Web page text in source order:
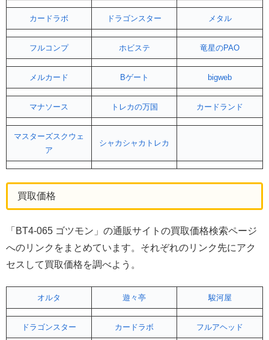
カードラボ ドラゴンスター メタル
フルコンプ ホビステ 竜星のPAO
メルカード Bゲート bigweb
マナソース トレカの万国 カードランド
マスターズスクウェ
ア
シャカシャカトレカ
買取価格
「BT4-065 ゴツモン」の通販サイトの買取価格検索ページ
へのリンクをまとめています。それぞれのリンク先にアク
セスして買取価格を調べよう。
オルタ 遊々亭 駿河屋
ドラゴンスター カードラボ フルアヘッド